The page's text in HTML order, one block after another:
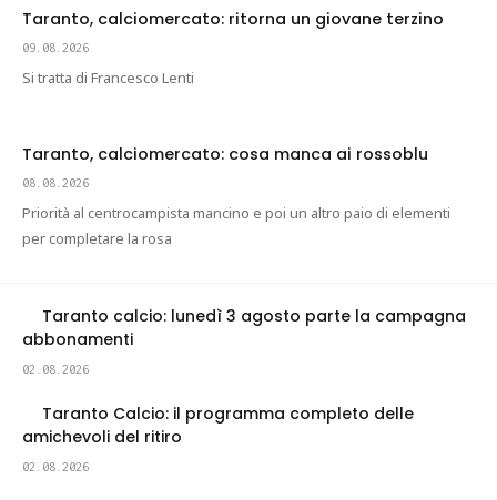
Taranto, calciomercato: ritorna un giovane terzino
09.08.2026
Si tratta di Francesco Lenti
Taranto, calciomercato: cosa manca ai rossoblu
08.08.2026
Priorità al centrocampista mancino e poi un altro paio di elementi
per completare la rosa
Taranto calcio: lunedì 3 agosto parte la campagna
abbonamenti
02.08.2026
Taranto Calcio: il programma completo delle
amichevoli del ritiro
02.08.2026